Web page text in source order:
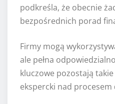
podkreśla, że obecnie
bezpośrednich porad
Firmy mogą
ale pełna
kluczowe pozostają
ekspercki nad procesem